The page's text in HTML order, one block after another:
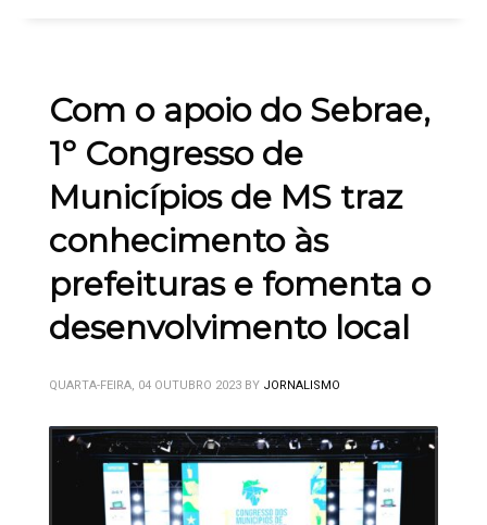
Com o apoio do Sebrae,
1º Congresso de
Municípios de MS traz
conhecimento às
prefeituras e fomenta o
desenvolvimento local
QUARTA-FEIRA, 04 OUTUBRO 2023 BY JORNALISMO